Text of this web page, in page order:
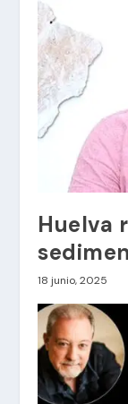
Huelva
18 junio, 2025